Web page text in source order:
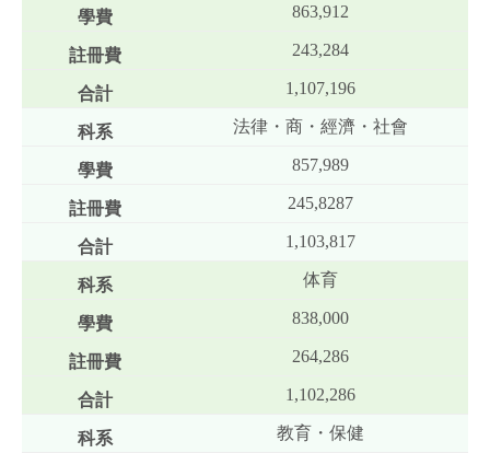
863,912
243,284
1,107,196
法律・商・經濟・社會
857,989
245,8287
1,103,817
体育
838,000
264,286
1,102,286
教育・保健